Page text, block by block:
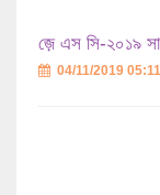
জ়ে এস সি-২০১৯
04/11/2019